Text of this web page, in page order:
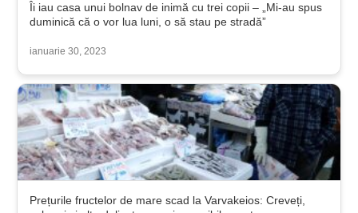
Îi iau casa unui bolnav de inimă cu trei copii – „Mi-au spus
duminică că o vor lua luni, o să stau pe stradă”
ianuarie 30, 2023
Prețurile fructelor de mare scad la Varvakeios: Creveți,